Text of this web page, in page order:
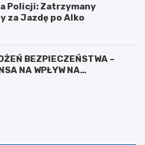
Policji: Zatrzymany
za Jazdę po Alko
BEZPIECZEŃSTWA –
NA WPŁYW NA